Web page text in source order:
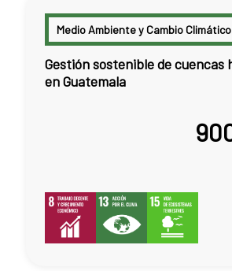
Medio Ambiente y Cambio Climático
Gestión sostenible de cuencas
en Guatemala